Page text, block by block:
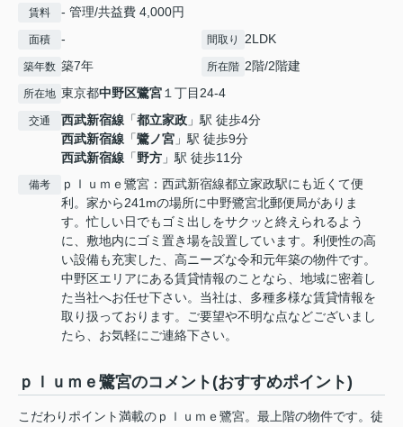
賃料 - 管理/共益費 4,000円
面積 - 間取り 2LDK
築年数 築7年 所在階 2階/2階建
所在地 東京都中野区鷺宮 １丁目24-4
交通 西武新宿線 「都立家政 」駅 徒歩4分
西武新宿線 「鷺ノ宮 」駅 徒歩9分
西武新宿線 「野方 」駅 徒歩11分
備考
ｐｌｕｍｅ鷺宮：西武新宿線都立家政駅にも近くて便
利。家から241mの場所に中野鷺宮北郵便局がありま
す。忙しい日でもゴミ出しをサクッと終えられるよう
に、敷地内にゴミ置き場を設置しています。利便性の高
い設備も充実した、高ニーズな令和元年築の物件です。
中野区エリアにある賃貸情報のことなら、地域に密着し
た当社へお任せ下さい。当社は、多種多様な賃貸情報を
取り扱っております。ご要望や不明な点などございまし
たら、お気軽にご連絡下さい。
ｐｌｕｍｅ鷺宮のコメント(おすすめポイント)
こだわりポイント満載のｐｌｕｍｅ鷺宮。最上階の物件です。徒